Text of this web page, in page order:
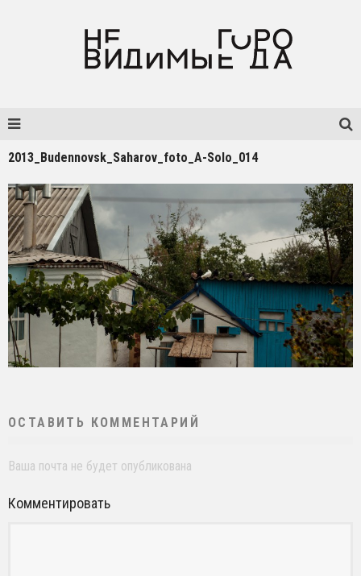
2013_Budennovsk_Saharov_foto_A-Solo_014
ОСТАВИТЬ КОММЕНТАРИЙ
Ваша почта не будет опубликована
Комментировать